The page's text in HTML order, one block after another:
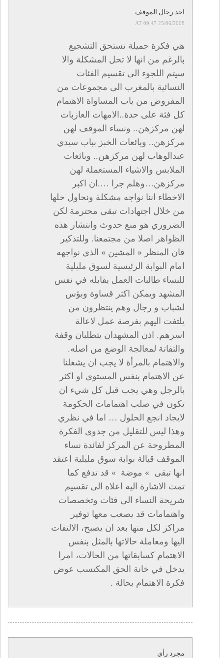
احد رجال الموقف
25/06/2008 AT 09:47
هي فكرة جميلة تستحق التشجيع
بالرغم من انها لا تحل المشكلة والا
سيتم اللجوء الى تقسيم الفئات
النسائية بالمغرب الى مجموعات من
المفروض من باب المساواة الاهتمام
كل فئة على حدة..الامهات العازبات
لهن مركزهن.. ونساء الموقف لهن
مركزهن.. وبائعات الخبز بباب سيدي
عبدالوهاب لهن مركزهن.. وبائعات
الملابس والاشياء المستعملة لهن
مركزهن…وهلم جرا ….ان اكبر
الاخطاء اننا نواجه مشكلة ونحاول خلها
من خلال اجتهادات تبقى محترمة لكن
الضروري هو منع حدوث وانتشار هذه
الظواهر اصلا من مجتمعنا. وللتذكير
فان المنظر « المشين » الذي نواجهه
امام البوابة الرئيسية لسوق مليلية
للنساء طالبات العمل يقابله في نفس
المشهد ويمكن اكثر قساوة وبؤس
لشباب و رجال وهم ينتظرون من
يلتفت اليهم بفرصة عمل لاعالة
اسرهم. اذن المشهدان يتطلبان وقفة
والتفاتة لمعالجة الوضع من اصله.
والاهتمام بالمرأة لا يجب ان يشغلنا
عن الاهتمام بنفس المستوى او اكثر
بالرجل وهي يجب قبل كل شيء ان
تكون في صلب اهتمامات الحكومة
لايجاد انجع الحلول … اما في نظري
وهذا ليس للتقليل من جدوى الفكرة
المطروحة عن المركز لفائدة نساء
الموقف قبالة بوابة سوق مليلية اعتقد
انها تبقى » موضة » قد تدفع كما
تمت الاشارة اليه اعلاه الى تقسيم
شريحة النساء الى فئات وتخصصات
واهتمامات قد يصعب معها توفير
مراكز لكل منها بعد ان يصبح، الالتفات
اليها ومعاملة حالاتها بالمثل بنفس
الاهتمام كسابقاتها من الحالات، امرا
يدخل في خانة الحق المكتسب عوض
فكرة الاهتمام بحالة .
مجرد رأي